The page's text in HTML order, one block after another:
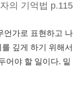
의 기억법 p.115
언가로 표현하고 나
깊게 하기 위해서
어야 할 일이다. 밑